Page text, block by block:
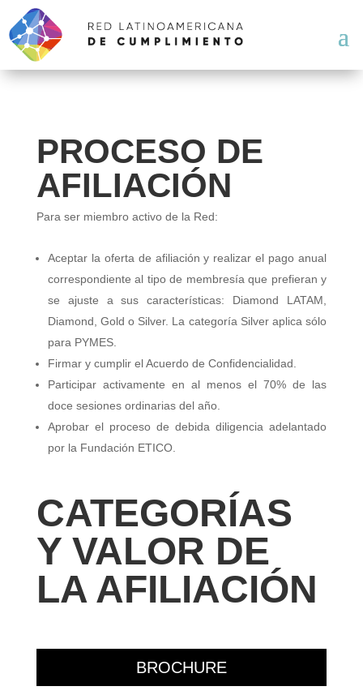
PROCESO DE
AFILIACIÓN
Para ser miembro activo de la Red:
Aceptar la oferta de afiliación y realizar el pago anual
correspondiente al tipo de membresía que prefieran y
se ajuste a sus características: Diamond LATAM,
Diamond, Gold o Silver. La categoría Silver aplica sólo
para PYMES.
Firmar y cumplir el Acuerdo de Confidencialidad.
Participar activamente en al menos el 70% de las
doce sesiones ordinarias del año.
Aprobar el proceso de debida diligencia adelantado
por la Fundación ETICO.
CATEGORÍAS
Y VALOR DE
LA AFILIACIÓN
BROCHURE